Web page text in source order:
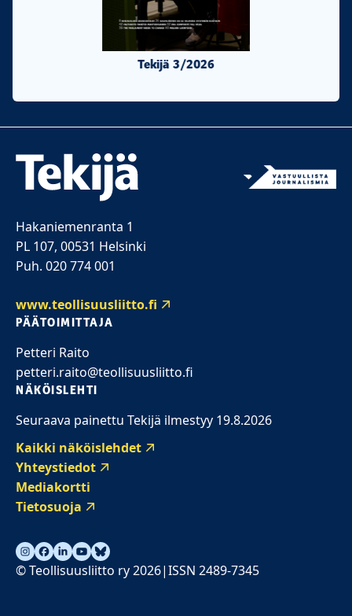
Tekijä 3/2026
Hakaniemenranta 1
PL 107, 00531 Helsinki
Puh. 020 774 001
www.teollisuusliitto.fi
PÄÄTOIMITTAJA
Petteri Raito
petteri.raito@teollisuusliitto.fi
NÄKÖISLEHTI
Seuraava painettu Tekijä ilmestyy 19.8.2026
Kaikki näköislehdet
Yhteystiedot
Mediakortti
Tietosuoja
© Teollisuusliitto ry 2026|ISSN 2489-7345